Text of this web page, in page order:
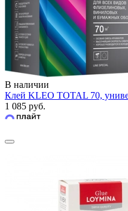
В наличии
Клей KLEO TOTAL 70,
1 085 руб.